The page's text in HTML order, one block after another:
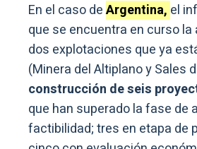
En el caso deArgentina, el
que se encuentra en curso la
dos explotaciones que ya
(Minera del Altiplano y Sales
construcción de seis
que han superado la fase de
factibilidad; tres en etapa de